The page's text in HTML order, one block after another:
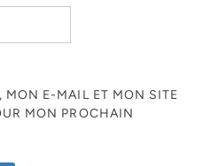
MON E-MAIL ET MON SITE
MON PROCHAIN